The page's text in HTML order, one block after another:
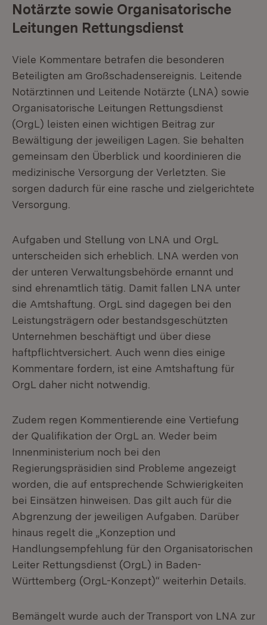
Notärzte sowie Organisatorische
Leitungen Rettungsdienst
Viele Kommentare betrafen die besonderen
Beteiligten am Großschadensereignis. Leitende
Notärztinnen und Leitende Notärzte (LNA) sowie
Organisatorische Leitungen Rettungsdienst
(OrgL) leisten einen wichtigen Beitrag zur
Bewältigung der jeweiligen Lagen. Sie behalten
gemeinsam den Überblick und koordinieren die
medizinische Versorgung der Verletzten. Sie
sorgen dadurch für eine rasche und zielgerichtete
Versorgung.
Aufgaben und Stellung von LNA und OrgL
unterscheiden sich erheblich. LNA werden von
der unteren Verwaltungsbehörde ernannt und
sind ehrenamtlich tätig. Damit fallen LNA unter
die Amtshaftung. OrgL sind dagegen bei den
Leistungsträgern oder bestandsgeschützten
Unternehmen beschäftigt und über diese
haftpflichtversichert. Auch wenn dies einige
Kommentare fordern, ist eine Amtshaftung für
OrgL daher nicht notwendig.
Zudem regen Kommentierende eine Vertiefung
der Qualifikation der OrgL an. Weder beim
Innenministerium noch bei den
Regierungspräsidien sind Probleme angezeigt
worden, die auf entsprechende Schwierigkeiten
bei Einsätzen hinweisen. Das gilt auch für die
Abgrenzung der jeweiligen Aufgaben. Darüber
hinaus regelt die „Konzeption und
Handlungsempfehlung für den Organisatorischen
Leiter Rettungsdienst (OrgL) in Baden-
Württemberg (OrgL-Konzept)“ weiterhin Details.
Bemängelt wurde auch der Transport von LNA zur